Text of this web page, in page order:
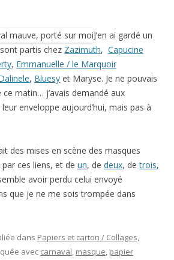
J’en ai gardé un
partis chez Zazimuth, Capucine
, Emmanuelle / le Marquoir
, Bluesy et Maryse. Je ne pouvais
matin… j’avais demandé aux
enveloppe aujourd’hui, mais pas à
des mises en scène des masques
ces liens, et de un, de deux, detrois,
avoir perdu celui envoyé
que je ne me sois trompée dans
dans Papiers et carton / Collages,
avec carnaval, masque, papier